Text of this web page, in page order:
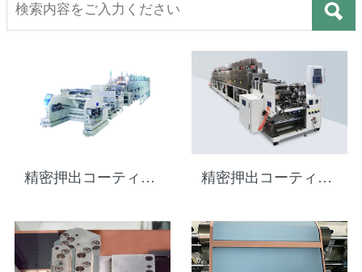
精密押出コーティング機 精密押出コーティング機